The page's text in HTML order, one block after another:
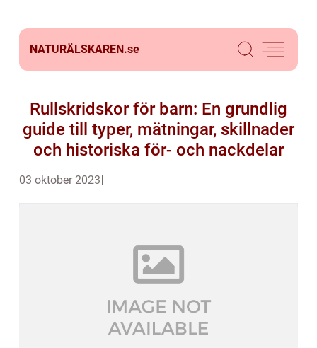
NATURÄLSKAREN.se
Rullskridskor för barn: En grundlig
guide till typer, mätningar, skillnader
och historiska för- och nackdelar
03 oktober 2023